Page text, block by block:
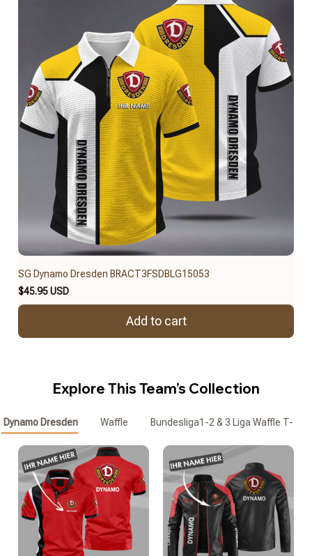
SG Dynamo Dresden BRACT3FSDBLG15053
$45.95 USD
Add to cart
Explore This Team’s Collection
Dynamo Dresden Waffle Bundesliga1-2 & 3 Liga Waffle T-